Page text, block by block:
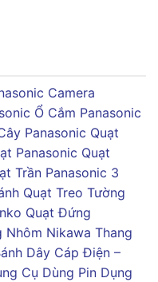
Camera
Ổ Cắm Panasonic
Panasonic Quạt
Panasonic Quạt
Trần Panasonic 3
Quạt Treo Tường
Quạt Đứng
Nhôm Nikawa Thang
Dây Cáp Điện –
Cụ Dùng Pin Dụng